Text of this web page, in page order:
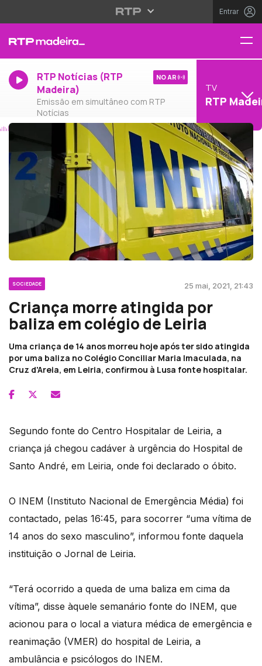
Entrar
RTP Notícias (RTP
Madeira)
Emissão em simultâneo com RTP
Notícias
NO AR
TV
RTP
SOCIEDADE 25 mai, 2021, 21:43
Criança morre atingida por
baliza em colégio de Leiria
Uma criança de 14 anos morreu hoje após ter sido atingida
por uma baliza no Colégio Conciliar Maria Imaculada, na
Cruz d'Areia, em Leiria, confirmou à Lusa fonte hospitalar.
Segundo fonte do Centro Hospitalar de Leiria, a
criança já chegou cadáver à urgência do Hospital de
Santo André, em Leiria, onde foi declarado o óbito.
O INEM (Instituto Nacional de Emergência Média) foi
contactado, pelas 16:45, para socorrer “uma vítima de
14 anos do sexo masculino”, informou fonte daquela
instituição o Jornal de Leiria.
“Terá ocorrido a queda de uma baliza em cima da
vítima”, disse àquele semanário fonte do INEM, que
acionou para o local a viatura médica de emergência e
reanimação (VMER) do hospital de Leiria, a
ambulância e psicólogos do INEM.